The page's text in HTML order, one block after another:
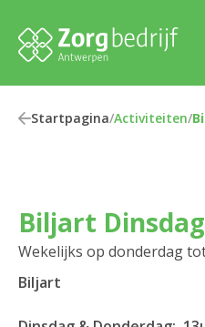
Startpagina/Activiteiten/
Biljart
Wekelijks op donderdag
Biljart